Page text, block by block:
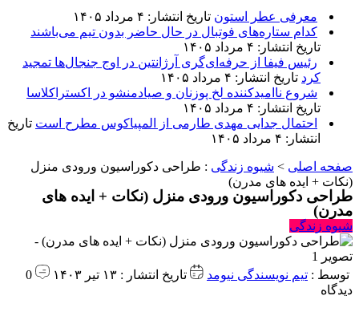
معرفی عطر استون تاریخ انتشار: ۴ مرداد ۱۴۰۵
کدام ستاره‌های فوتبال در حال حاضر بدون تیم می‌باشند
تاریخ انتشار: ۴ مرداد ۱۴۰۵
رئیس فیفا از حرفه‌ای‌گری آرژانتین در اوج جنجال‌ها تمجید
کرد تاریخ انتشار: ۴ مرداد ۱۴۰۵
شروع ناامیدکننده لخ پوزنان و صیادمنشو در اکستراکلاسا
تاریخ انتشار: ۴ مرداد ۱۴۰۵
احتمال جدایی مهدی طارمی از المپیاکوس مطرح است تاریخ
انتشار: ۴ مرداد ۱۴۰۵
صفحه اصلی > شیوه زندگی : طراحی دکوراسیون ورودی منزل
(نکات + ایده های مدرن)
طراحی دکوراسیون ورودی منزل (نکات + ایده های
مدرن)
شیوه زندگی
توسط : تیم نویسندگی نیومد تاریخ انتشار : ۱۳ تیر ۱۴۰۳
0
دیدگاه